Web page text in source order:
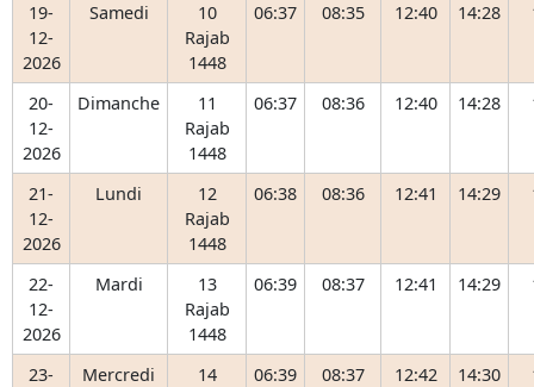
19-
12-
2026
Samedi
10
Rajab
1448
06:37 08:35 12:40 14:28
20-
12-
2026
Dimanche
11
Rajab
1448
06:37 08:36 12:40 14:28
21-
12-
2026
Lundi
12
Rajab
1448
06:38 08:36 12:41 14:29
22-
12-
2026
Mardi
13
Rajab
1448
06:39 08:37 12:41 14:29
23-
Mercredi
14
06:39 08:37 12:42 14:30